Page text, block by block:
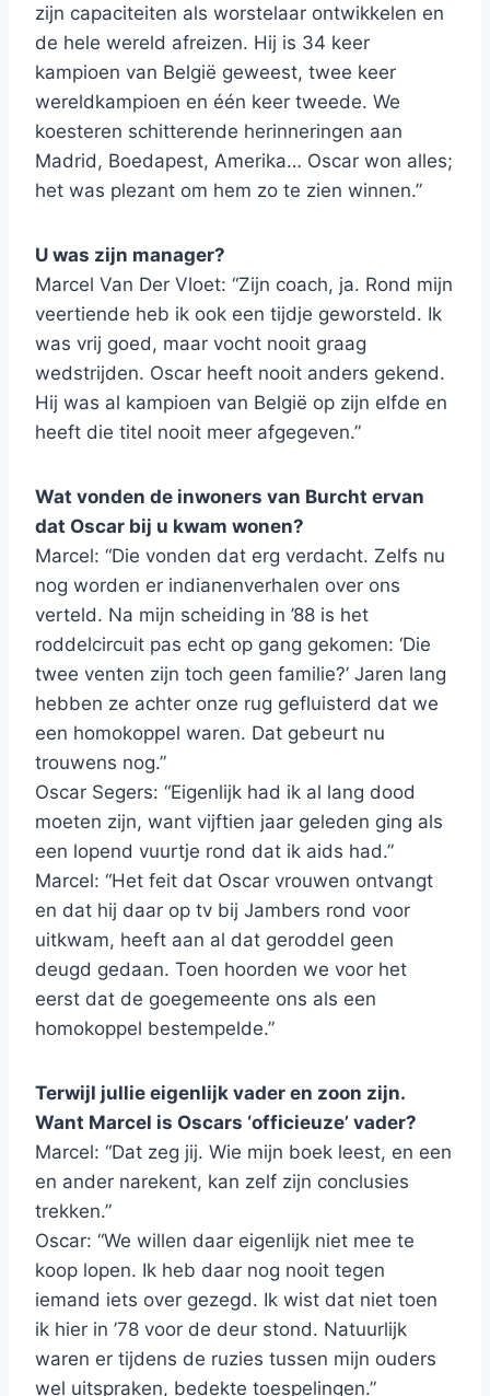
zijn capaciteiten als worstelaar ontwikkelen en
de hele wereld afreizen. Hij is 34 keer
kampioen van België geweest, twee keer
wereldkampioen en één keer tweede. We
koesteren schitterende herinneringen aan
Madrid, Boedapest, Amerika… Oscar won alles;
het was plezant om hem zo te zien winnen.”
U was zijn manager?
Marcel Van Der Vloet: “Zijn coach, ja. Rond mijn
veertiende heb ik ook een tijdje geworsteld. Ik
was vrij goed, maar vocht nooit graag
wedstrijden. Oscar heeft nooit anders gekend.
Hij was al kampioen van België op zijn elfde en
heeft die titel nooit meer afgegeven.”
Wat vonden de inwoners van Burcht ervan
dat Oscar bij u kwam wonen?
Marcel: “Die vonden dat erg verdacht. Zelfs nu
nog worden er indianenverhalen over ons
verteld. Na mijn scheiding in ’88 is het
roddelcircuit pas echt op gang gekomen: ‘Die
twee venten zijn toch geen familie?’ Jaren lang
hebben ze achter onze rug gefluisterd dat we
een homokoppel waren. Dat gebeurt nu
trouwens nog.”
Oscar Segers: “Eigenlijk had ik al lang dood
moeten zijn, want vijftien jaar geleden ging als
een lopend vuurtje rond dat ik aids had.”
Marcel: “Het feit dat Oscar vrouwen ontvangt
en dat hij daar op tv bij Jambers rond voor
uitkwam, heeft aan al dat geroddel geen
deugd gedaan. Toen hoorden we voor het
eerst dat de goegemeente ons als een
homokoppel bestempelde.”
Terwijl jullie eigenlijk vader en zoon zijn.
Want Marcel is Oscars ‘officieuze’ vader?
Marcel: “Dat zeg jij. Wie mijn boek leest, en een
en ander narekent, kan zelf zijn conclusies
trekken.”
Oscar: “We willen daar eigenlijk niet mee te
koop lopen. Ik heb daar nog nooit tegen
iemand iets over gezegd. Ik wist dat niet toen
ik hier in ’78 voor de deur stond. Natuurlijk
waren er tijdens de ruzies tussen mijn ouders
wel uitspraken, bedekte toespelingen.”